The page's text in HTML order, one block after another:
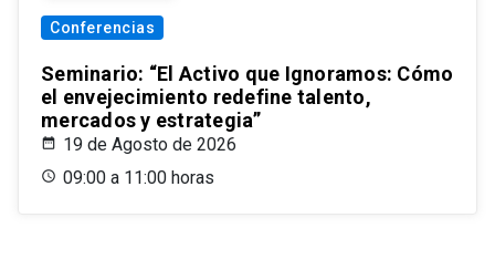
Conferencias
Seminario: “El Activo que Ignoramos: Cómo
el envejecimiento redefine talento,
mercados y estrategia”
19 de Agosto de 2026
09:00 a 11:00 horas